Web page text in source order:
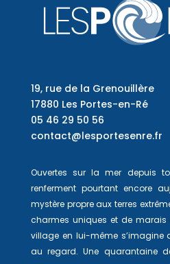
19, rue de la Grenouillère
17880 Les Portes-en-Ré
05 46 29 50 56
contact@lesportesenre.fr
Ouvertes sur la mer depuis
renferment pourtant encore
mystère propre aux terres
charmes uniques et de marais
village en lui-même s’imagine
au regard. Une quarantaine